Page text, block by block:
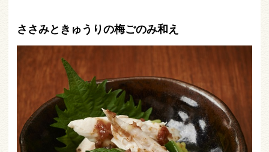
ささみときゅうりの梅ごのみ和え